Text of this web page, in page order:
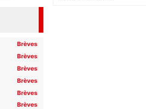
Brèves
Brèves
Brèves
Brèves
Brèves
Brèves